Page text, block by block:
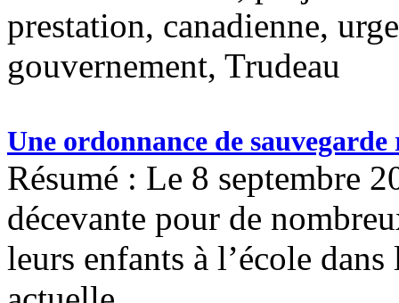
prestation, canadienne,
gouvernement, Trudeau
Une ordonnance de sauvegarde
Résumé : Le 8 septembre
décevante pour de
leurs enfants à l’école